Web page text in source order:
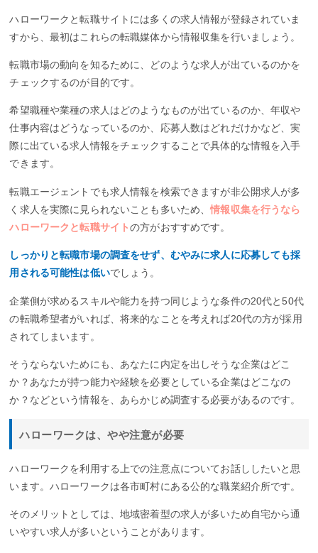
ハローワークと転職サイトには多くの求人情報が登録されていま
すから、最初はこれらの転職媒体から情報収集を行いましょう。
転職市場の動向を知るために、どのような求人が出ているのかを
チェックするのが目的です。
希望職種や業種の求人はどのようなものが出ているのか、年収や
仕事内容はどうなっているのか、応募人数はどれだけかなど、実
際に出ている求人情報をチェックすることで具体的な情報を入手
できます。
転職エージェントでも求人情報を検索できますが非公開求人が多
く求人を実際に見られないことも多いため、情報収集を行うなら
ハローワークと転職サイトの方がおすすめです。
しっかりと転職市場の調査をせず、むやみに求人に応募しても採
用される可能性は低いでしょう。
企業側が求めるスキルや能力を持つ同じような条件の20代と50代
の転職希望者がいれば、将来的なことを考えれば20代の方が採用
されてしまいます。
そうならないためにも、あなたに内定を出しそうな企業はどこ
か？あなたが持つ能力や経験を必要としている企業はどこなの
か？などという情報を、あらかじめ調査する必要があるのです。
ハローワークは、やや注意が必要
ハローワークを利用する上での注意点についてお話ししたいと思
います。ハローワークは各市町村にある公的な職業紹介所です。
そのメリットとしては、地域密着型の求人が多いため自宅から通
いやすい求人が多いということがあります。